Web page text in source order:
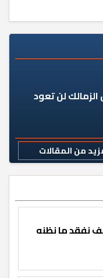
لن تعود
من المقالات
نفقد ما نظنه